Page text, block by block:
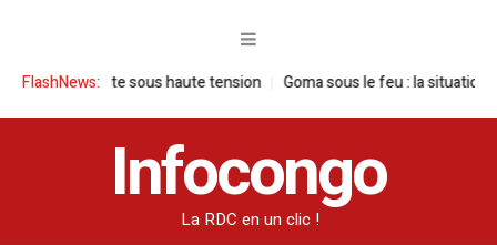
FlashNews:
sous haute tension Goma sous le feu : la situation humanitaire
Infocongo
La RDC en un clic !